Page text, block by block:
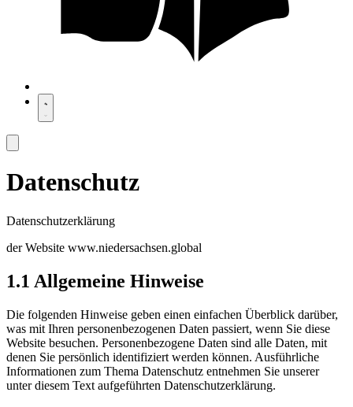
Datenschutz
Datenschutzerklärung
der Website www.niedersachsen.global
1.1 Allgemeine Hinweise
Die folgenden Hinweise geben einen einfachen Überblick darüber,
was mit Ihren personenbezogenen Daten passiert, wenn Sie diese
Website besuchen. Personenbezogene Daten sind alle Daten, mit
denen Sie persönlich identifiziert werden können. Ausführliche
Informationen zum Thema Datenschutz entnehmen Sie unserer
unter diesem Text aufgeführten Datenschutzerklärung.